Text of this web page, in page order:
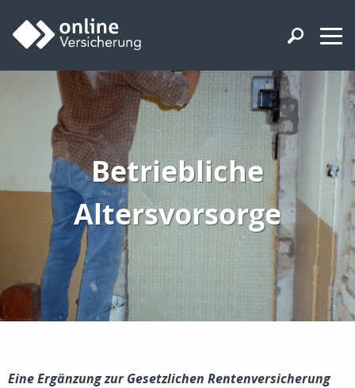
Betriebliche
Altersvorsorge
Eine Ergänzung zur Gesetzlichen Rentenversicherung